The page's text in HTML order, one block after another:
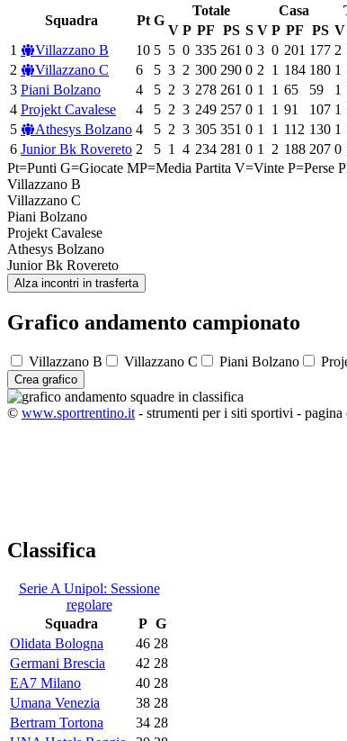
Squadra
Pt G
Totale Casa
V P PF PS S V P PF PS V
1
Villazzano B 10 5 5 0 335 261 0 3 0 201 177 2
2
Villazzano C 6 5 3 2 300 290 0 2 1 184 180 1
3 Piani Bolzano 4 5 2 3 278 261 0 1 1 65 59 1
4 Projekt Cavalese 4 5 2 3 249 257 0 1 1 91 107 1
5
Athesys Bolzano 4 5 2 3 305 351 0 1 1 112 130 1
6 Junior Bk Rovereto 2 5 1 4 234 281 0 1 2 188 207 0
Pt=Punti G=Giocate MP=Media Partita V=Vinte P=Perse
Villazzano B
Villazzano C
Piani Bolzano
Projekt Cavalese
Athesys Bolzano
Junior Bk Rovereto
Alza incontri in trasferta
Grafico andamento campionato
Villazzano B Villazzano C Piani Bolzano
Crea grafico
© www.sportrentino.it- strumenti per i siti sportivi - pagina
Classifica
Serie A Unipol: Sessione
regolare
Squadra
P G
Olidata Bologna
46 28
Germani Brescia
42 28
EA7 Milano
40 28
Umana Venezia
38 28
Bertram Tortona
34 28